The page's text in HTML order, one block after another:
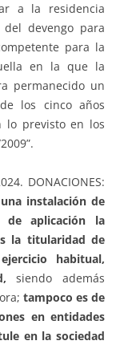
a la residencia
devengo para
para la
en la que la
permanecido un
los cinco años
lo previsto en los
DONACIONES:
instalación de
de aplicación la
la titularidad de
habitual,
siendo además
tampoco es de
en entidades
en la sociedad